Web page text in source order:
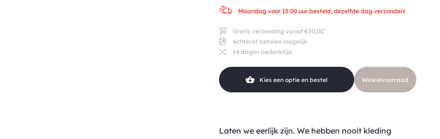
Maandag voor 15:00 uur besteld, dezelfde dag verzonden!
Gratis verzending vanaf €50,00*
Achteraf betalen mogelijk
14 dagen bedenktijd
Kies een optie en bestel Winkelvoorraad
Laten we eerlijk zijn. We hebben nooit kleding